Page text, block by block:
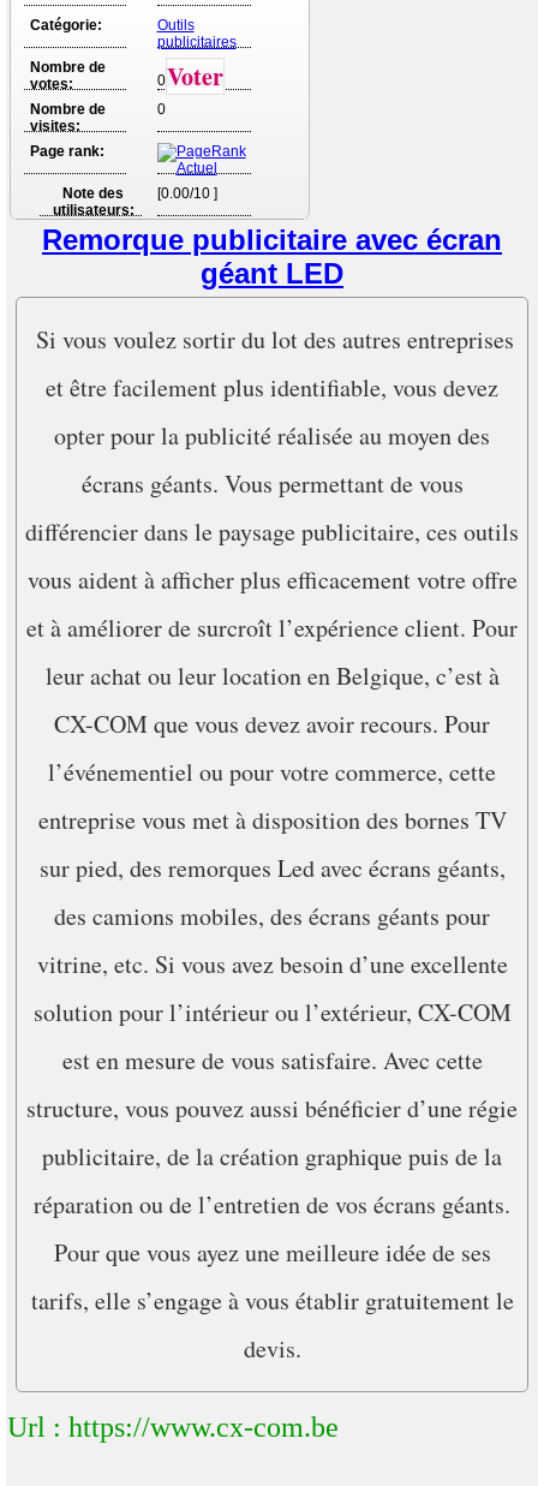
Catégorie:
Outils
publicitaires
Nombre de
votes:
0Voter
Nombre de
visites:
0
Page rank:
Note des
utilisateurs:
[0.00/10 ]
Remorque publicitaire avec écran
géant LED
Si vous voulez sortir du lot des autres entreprises
et être facilement plus identifiable, vous devez
opter pour la publicité réalisée au moyen des
écrans géants. Vous permettant de vous
différencier dans le paysage publicitaire, ces outils
vous aident à afficher plus efficacement votre offre
et à améliorer de surcroît l’expérience client. Pour
leur achat ou leur location en Belgique, c’est à
CX-COM que vous devez avoir recours. Pour
l’événementiel ou pour votre commerce, cette
entreprise vous met à disposition des bornes TV
sur pied, des remorques Led avec écrans géants,
des camions mobiles, des écrans géants pour
vitrine, etc. Si vous avez besoin d’une excellente
solution pour l’intérieur ou l’extérieur, CX-COM
est en mesure de vous satisfaire. Avec cette
structure, vous pouvez aussi bénéficier d’une régie
publicitaire, de la création graphique puis de la
réparation ou de l’entretien de vos écrans géants.
Pour que vous ayez une meilleure idée de ses
tarifs, elle s’engage à vous établir gratuitement le
devis.
Url : https://www.cx-com.be